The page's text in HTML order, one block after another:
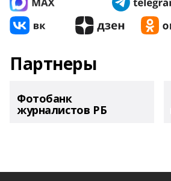
Партнеры
Фотобанк
журналистов РБ